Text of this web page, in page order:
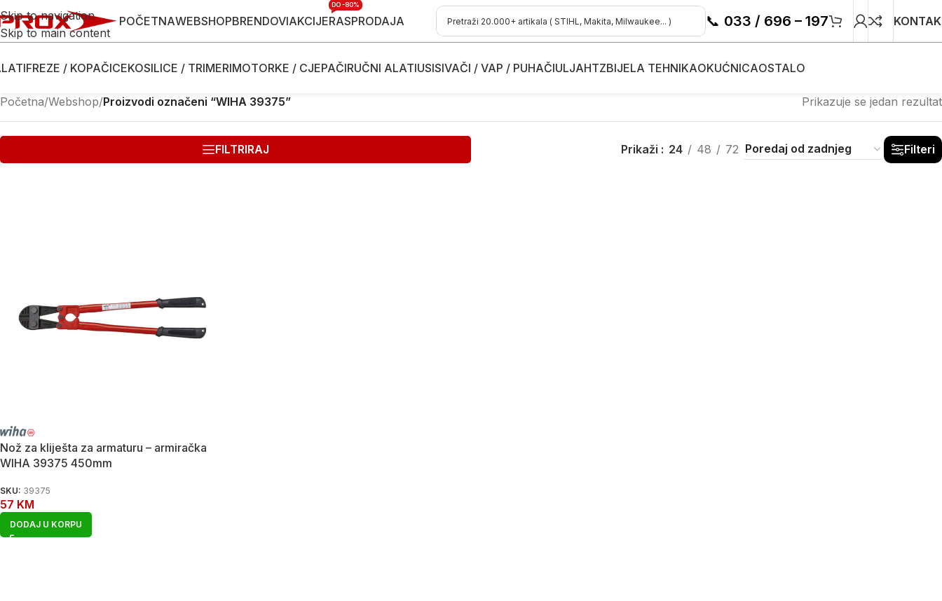
Skip to navigation
Skip to main content
POČETNAWEBSHOPBRENDOVIAKCIJERASPRODAJA
DO -80%
📞 033 / 696 – 197
FREZE / KOPAČICEKOSILICE / TRIMERIMOTORKE / CJEPAČIRUČNI ALATIUSISIVAČI / VAP / PUHAČIULJAHTZBIJELA TEHNIKAOKUĆNICAOSTALO
Početna/Webshop/Proizvodi označeni “WIHA 39375” Prikazuje se jedan rezultat
FILTRIRAJ Prikaži 24 48 72 Filteri
Nož za kliješta za armaturu – armiračka
WIHA 39375 450mm
SKU: 39375
57 KM
DODAJ U KORPU